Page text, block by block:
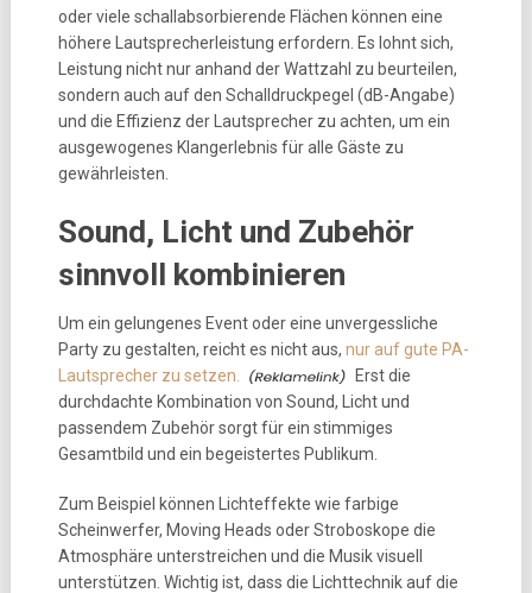
oder viele schallabsorbierende Flächen können eine
höhere Lautsprecherleistung erfordern. Es lohnt sich,
Leistung nicht nur anhand der Wattzahl zu beurteilen,
sondern auch auf den Schalldruckpegel (dB-Angabe)
und die Effizienz der Lautsprecher zu achten, um ein
ausgewogenes Klangerlebnis für alle Gäste zu
gewährleisten.
Sound, Licht und Zubehör
sinnvoll kombinieren
Um ein gelungenes Event oder eine unvergessliche
Party zu gestalten, reicht es nicht aus, nur auf gute PA-
Lautsprecher zu setzen.
Erst die
durchdachte Kombination von Sound, Licht und
passendem Zubehör sorgt für ein stimmiges
Gesamtbild und ein begeistertes Publikum.
Zum Beispiel können Lichteffekte wie farbige
Scheinwerfer, Moving Heads oder Stroboskope die
Atmosphäre unterstreichen und die Musik visuell
unterstützen. Wichtig ist, dass die Lichttechnik auf die